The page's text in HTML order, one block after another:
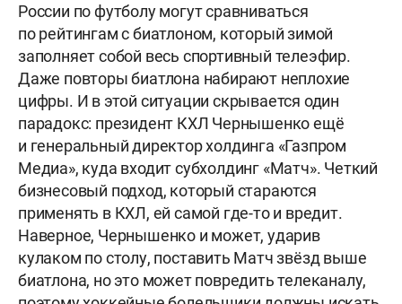
России по футболу могут сравниваться
по рейтингам с биатлоном, который зимой
заполняет собой весь спортивный телеэфир.
Даже повторы биатлона набирают неплохие
цифры. И в этой ситуации скрывается один
парадокс: президент КХЛ Чернышенко ещё
и генеральный директор холдинга «Газпром
Медиа», куда входит субхолдинг «Матч». Четкий
бизнесовый подход, который стараются
применять в КХЛ, ей самой где-то и вредит.
Наверное, Чернышенко и может, ударив
кулаком по столу, поставить Матч звёзд выше
биатлона, но это может повредить телеканалу,